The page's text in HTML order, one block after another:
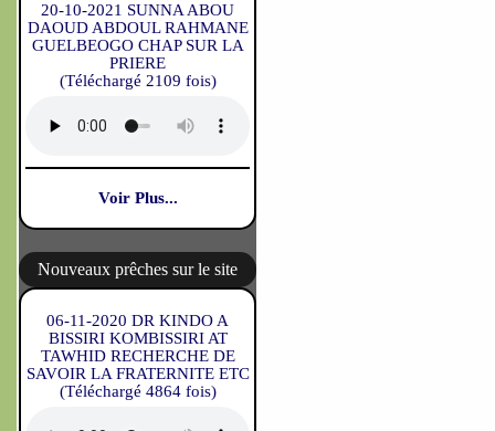
20-10-2021 SUNNA ABOU
DAOUD ABDOUL RAHMANE
GUELBEOGO CHAP SUR LA
PRIERE
(Téléchargé 2109 fois)
Voir Plus...
Nouveaux prêches sur le site
06-11-2020 DR KINDO A
BISSIRI KOMBISSIRI AT
TAWHID RECHERCHE DE
SAVOIR LA FRATERNITE ETC
(Téléchargé 4864 fois)